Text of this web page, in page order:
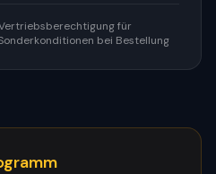
für
bei Bestellung